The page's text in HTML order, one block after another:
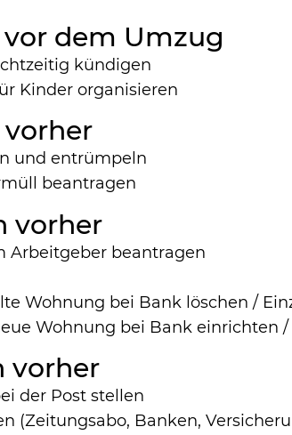
vor dem Umzug
kündigen
Kinder organisieren
vorher
und entrümpeln
beantragen
vorher
Arbeitgeber beantragen
Wohnung bei Bank löschen /
Wohnung bei Bank einrichten
vorher
der Post stellen
(Zeitungsabo, Banken,